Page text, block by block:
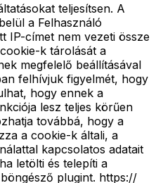
teljesítsen. A
a Felhasználó
IP-címet nem vezeti össze
k tárolását a
megfelelő beállításával
felhívjuk figyelmét, hogy
hogy ennek a
lesz teljes körűen
továbbá, hogy a
a cookie-k általi, a
kapcsolatos adatait
letölti és telepíti a
plugint. https://